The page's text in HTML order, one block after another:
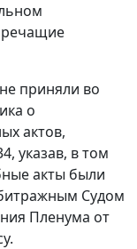
приняли во
о
актов,
указав, в том
акты были
Судом
Пленума от